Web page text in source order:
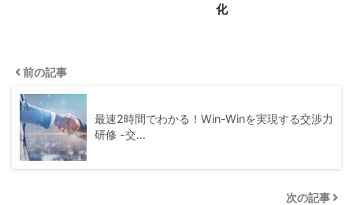
化
前の記事
最速2時間でわかる！Win-Winを実現する交渉力
研修 -交…
次の記事